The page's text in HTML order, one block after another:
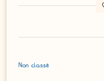
Non classé